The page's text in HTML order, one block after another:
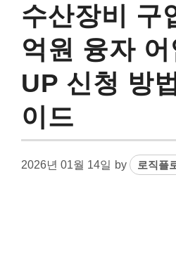
수산장비 구
억원 융자
UP 신청 방
이드
2026년 01월 14일 by 로직플